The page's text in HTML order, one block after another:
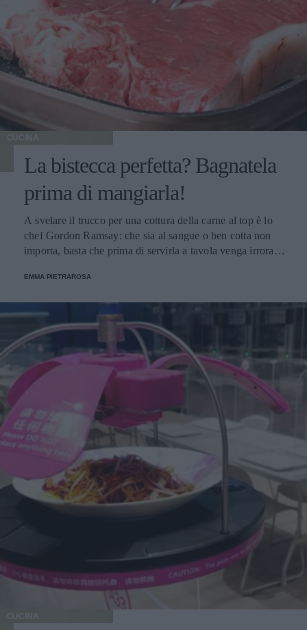
CUCINA
La bistecca perfetta? Bagnatela
prima di mangiarla!
A svelare il trucco per una cottura della carne al top è lo
chef Gordon Ramsay: che sia al sangue o ben cotta non
importa, basta che prima di servirla a tavola venga irrorata
EMMA PIETRAROSA
CUCINA